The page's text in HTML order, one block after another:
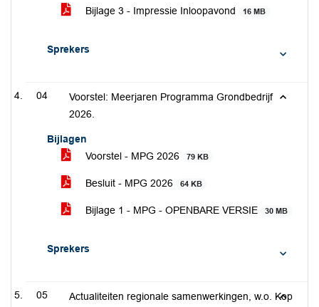
Bijlage 3 - Impressie Inloopavond 16 MB
Sprekers
04
Voorstel: Meerjaren Programma Grondbedrijf
2026.
Bijlagen
Voorstel - MPG 2026
79 KB
Besluit - MPG 2026 64 KB
Bijlage 1 - MPG - OPENBARE VERSIE 30 MB
Sprekers
05
Actualiteiten regionale samenwerkingen, w.o. Kop